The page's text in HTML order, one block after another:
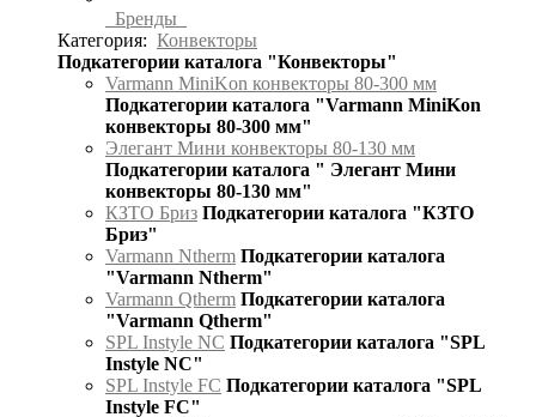
Бренды
Категория: Конвекторы
Подкатегории каталога "Конвекторы"
Varmann MiniKon конвекторы 80-300 мм
Подкатегории каталога "Varmann MiniKon
конвекторы 80-300 мм"
Элегант Мини конвекторы 80-130 мм
Подкатегории каталога " Элегант Мини
конвекторы 80-130 мм"
КЗТО Бриз Подкатегории каталога "КЗТО
Бриз"
Varmann Ntherm Подкатегории каталога
"Varmann Ntherm"
Varmann Qtherm Подкатегории каталога
"Varmann Qtherm"
SPL Instyle NC Подкатегории каталога "SPL
Instyle NC"
SPL Instyle FC Подкатегории каталога "SPL
Instyle FC"